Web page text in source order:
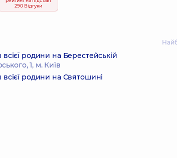
290 Відгуки
родини на Берестейській
1, м. Київ
родини на Святошині